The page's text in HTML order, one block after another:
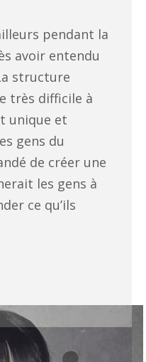
pendant la
avoir entendu
structure
très difficile à
unique et
gens du
de créer une
les gens à
ce qu’ils